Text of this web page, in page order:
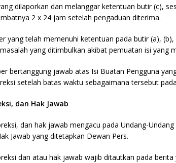
dilaporkan dan melanggar ketentuan butir (c),
2 x 24 jam setelah pengaduan diterima.
yang telah memenuhi ketentuan pada butir (a),
yang ditimbulkan akibat pemuatan isi yang
bertanggung jawab atas Isi Buatan Pengguna
setelah batas waktu sebagaimana tersebut
dan Hak Jawab
dan hak jawab mengacu pada Undang-
Jawab yang ditetapkan Dewan Pers.
dan atau hak jawab wajib ditautkan pada